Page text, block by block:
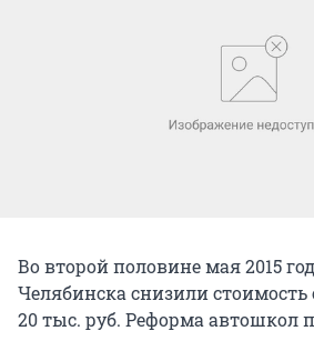
Во второй половине мая 2015
Челябинска снизили стоимость
20 тыс. руб. Реформа автошкол